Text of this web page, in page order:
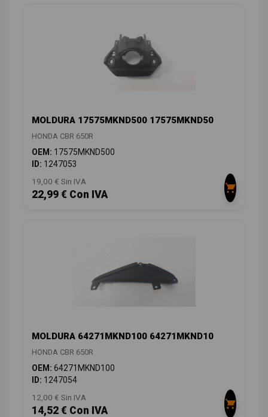
MOLDURA 17575MKND500 17575MKND50
HONDA CBR 650R
OEM: 17575MKND500
ID: 1247053
19,00 € Sin IVA
22,99 € Con IVA
MOLDURA 64271MKND100 64271MKND10
HONDA CBR 650R
OEM: 64271MKND100
ID: 1247054
12,00 € Sin IVA
14,52 € Con IVA